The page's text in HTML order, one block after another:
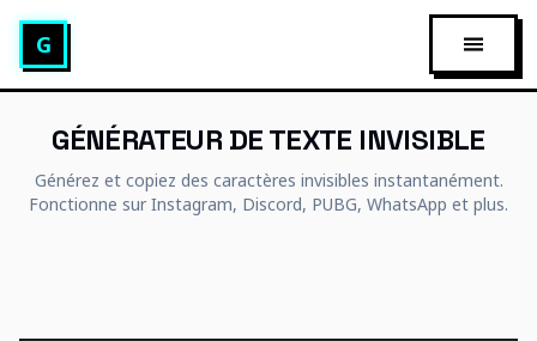
Générateur de texte glitch
G
GÉNÉRATEUR DE TEXTE INVISIBLE
Générez et copiez des caractères invisibles instantanément.
Fonctionne sur Instagram, Discord, PUBG, WhatsApp et plus.